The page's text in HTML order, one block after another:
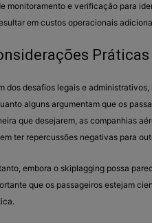
monitoramento e verificação para
em custos operacionais
Práticas
dos desafios legais e
alguns argumentam que os
que desejarem, as companhias
ter repercussões negativas para
embora o skiplagging possa
que os passageiros estejam